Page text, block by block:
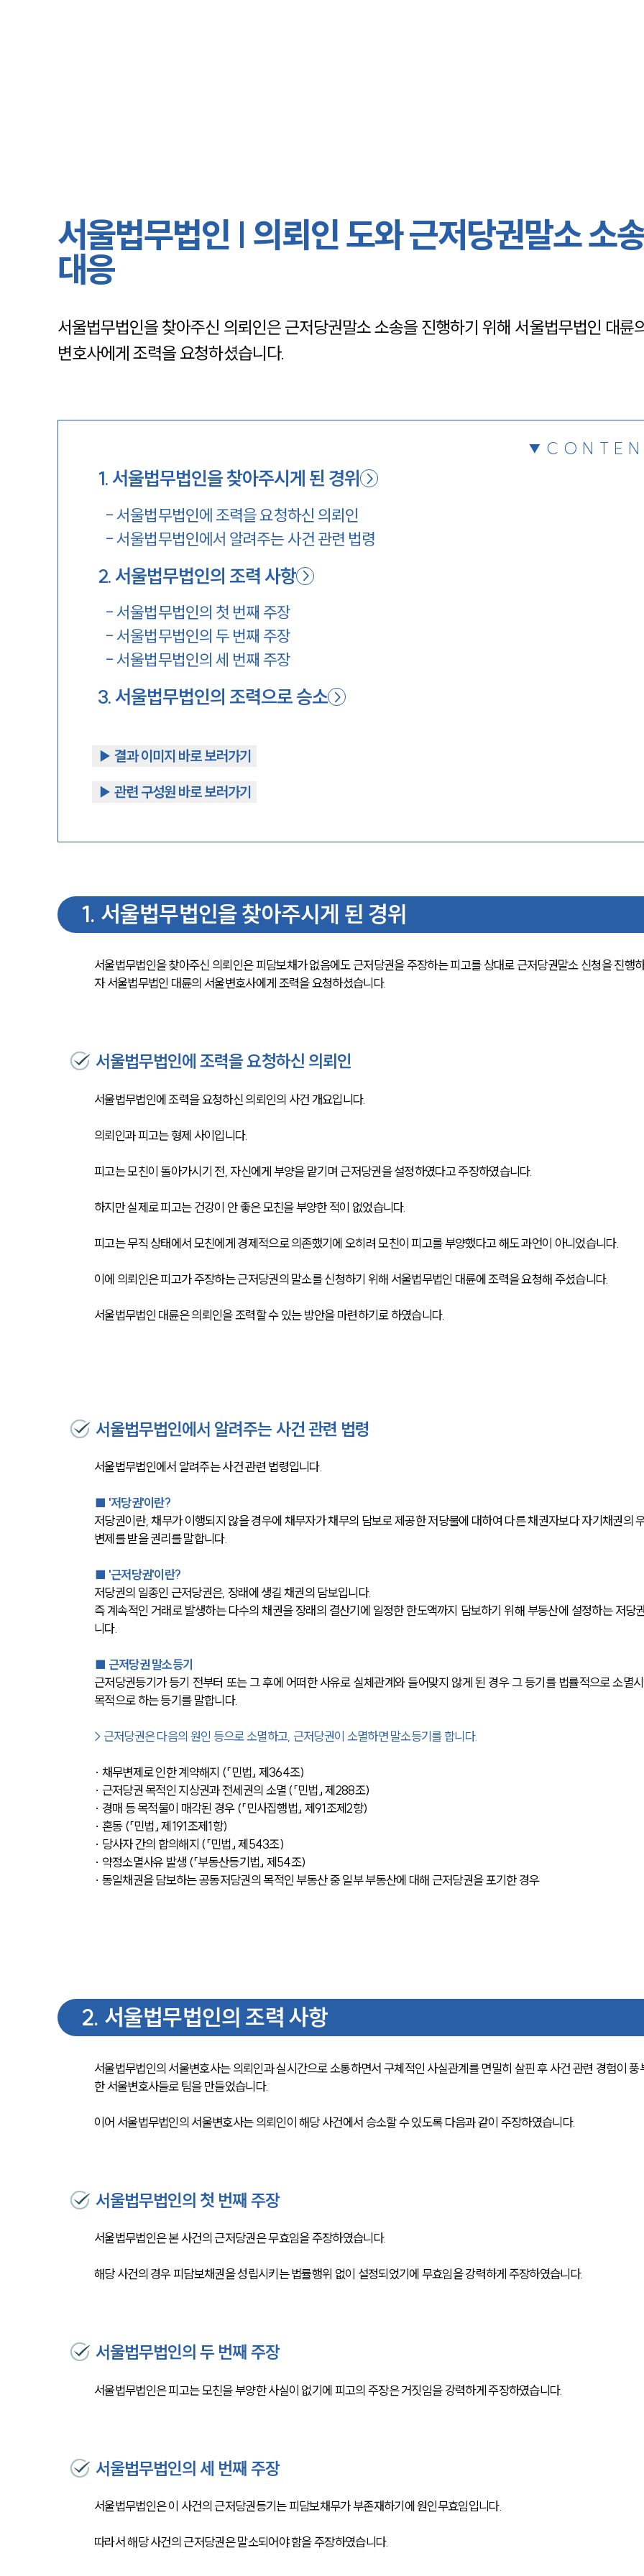
서초음주운
서초변호사
서초변호사상
채용정보
서울법무법인 | 의뢰인 도와 근저당권말소 소
대응
서울법무법인을 찾아주신 의뢰인은 근저당권말소 소송을 진행하기 위해 서울법무법인 대륜
변호사에게 조력을 요청하셨습니다.
1.서울법무법인을 찾아주시게 된 경위
-서울법무법인에 조력을 요청하신 의뢰인
-서울법무법인에서 알려주는 사건 관련 법령
2.서울법무법인의 조력 사항
-서울법무법인의 첫 번째 주장
-서울법무법인의 두 번째 주장
-서울법무법인의 세 번째 주장
3.서울법무법인의 조력으로 승소
▶︎ 결과 이미지 바로 보러가기
▶︎ 관련 구성원 바로 보러가기
1. 서울법무법인을 찾아주시게 된 경위
서울법무법인을 찾아주신 의뢰인은 피담보채가 없음에도 근저당권을 주장하는 피고를 상대로 근저당권말소 신청을 진행
자 서울법무법인 대륜의 서울변호사에게 조력을 요청하셨습니다.
서울법무법인에 조력을 요청하신 의뢰인
서울법무법인에 조력을 요청하신 의뢰인의 사건 개요입니다.
의뢰인과 피고는 형제 사이입니다.
피고는 모친이 돌아가시기 전, 자신에게 부양을 맡기며 근저당권을 설정하였다고 주장하였습니다.
하지만 실제로 피고는 건강이 안 좋은 모친을 부양한 적이 없었습니다.
피고는 무직 상태에서 모친에게 경제적으로 의존했기에 오히려 모친이 피고를 부양했다고 해도 과언이 아니었습니다.
이에 의뢰인은 피고가 주장하는 근저당권의 말소를 신청하기 위해 서울법무법인 대륜에 조력을 요청해 주셨습니다.
서울법무법인 대륜은 의뢰인을 조력할 수 있는 방안을 마련하기로 하였습니다.
서울법무법인에서 알려주는 사건 관련 법령
서울법무법인에서 알려주는 사건 관련 법령입니다.
■ '저당권'이란?
저당권이란, 채무가 이행되지 않을 경우에 채무자가 채무의 담보로 제공한 저당물에 대하여 다른 채권자보다 자기채권의
변제를 받을 권리를 말합니다.
■ '근저당권'이란?
저당권의 일종인 근저당권은, 장래에 생길 채권의 담보입니다.
즉 계속적인 거래로 발생하는 다수의 채권을 장래의 결산기에 일정한 한도액까지 담보하기 위해 부동산에 설정하는 저당
니다.
■ 근저당권 말소등기
근저당권등기가 등기 전부터 또는 그 후에 어떠한 사유로 실체관계와 들어맞지 않게 된 경우 그 등기를 법률적으로 소멸
목적으로 하는 등기를 말합니다.
> 근저당권은 다음의 원인 등으로 소멸하고, 근저당권이 소멸하면 말소등기를 합니다.
∙ 채무변제로 인한 계약해지 (「민법」 제364조)
∙ 근저당권 목적인 지상권과 전세권의 소멸 (「민법」 제288조)
∙ 경매 등 목적물이 매각된 경우 (「민사집행법」 제91조제2항)
∙ 혼동 (「민법」 제191조제1항)
∙ 당사자 간의 합의해지 (「민법」 제543조)
∙ 약정소멸사유 발생 (「부동산등기법」 제54조)
∙ 동일채권을 담보하는 공동저당권의 목적인 부동산 중 일부 부동산에 대해 근저당권을 포기한 경우
2. 서울법무법인의 조력 사항
서울법무법인의 서울변호사는 의뢰인과 실시간으로 소통하면서 구체적인 사실관계를 면밀히 살핀 후 사건 관련 경험이 풍
한 서울변호사들로 팀을 만들었습니다.
이어 서울법무법인의 서울변호사는 의뢰인이 해당 사건에서 승소할 수 있도록 다음과 같이 주장하였습니다.
서울법무법인의 첫 번째 주장
서울법무법인은 본 사건의 근저당권은 무효임을 주장하였습니다.
해당 사건의 경우 피담보채권을 성립시키는 법률행위 없이 설정되었기에 무효임을 강력하게 주장하였습니다.
서울법무법인의 두 번째 주장
서울법무법인은 피고는 모친을 부양한 사실이 없기에 피고의 주장은 거짓임을 강력하게 주장하였습니다.
서울법무법인의 세 번째 주장
서울법무법인은 이 사건의 근저당권등기는 피담보채무가 부존재하기에 원인무효임입니다.
따라서 해당 사건의 근저당권은 말소되어야 함을 주장하였습니다.